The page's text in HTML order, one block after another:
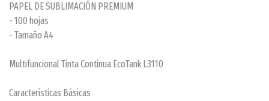
PAPEL DE SUBLIMACIÓN PREMIUM
- 100 hojas
- Tamaño A4
Multifuncional Tinta Continua EcoTank L3110
Características Básicas